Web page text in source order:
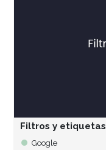
Filtros y
Google